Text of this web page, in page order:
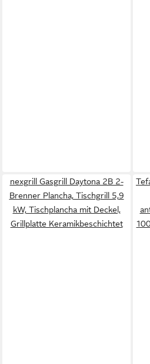
nexgrill Gasgrill Daytona 2B 2-
Brenner Plancha, Tischgrill 5,9
kW, Tischplancha mit Deckel,
Grillplatte Keramikbeschichtet